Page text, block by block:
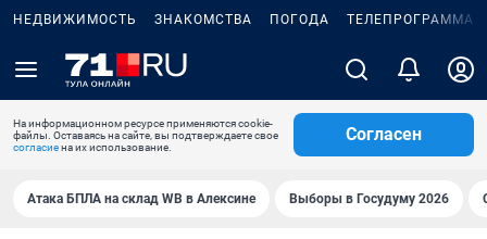
НЕДВИЖИМОСТЬ ЗНАКОМСТВА ПОГОДА ТЕЛЕПРОГРАММА
На информационном ресурсе применяются cookie-
файлы. Оставаясь на сайте, вы подтверждаете свое
согласиена их использование.
Согласен
Атака БПЛА на склад WB в Алексине Выборы в Госудуму 2026